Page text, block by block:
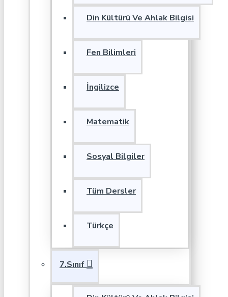
Din Kültürü Ve Ahlak Bilgisi
Fen Bilimleri
İngilizce
Matematik
Sosyal Bilgiler
Tüm Dersler
Türkçe
7.Sınıf